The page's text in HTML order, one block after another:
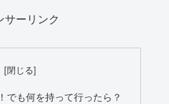
サーリンク
でも何を持って行ったら？